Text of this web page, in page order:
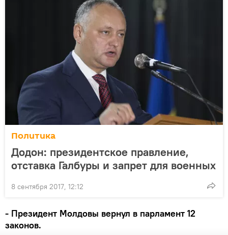
Политика
Додон: президентское правление,
отставка Галбуры и запрет для военных
8 сентября 2017, 12:12
- Президент Молдовы вернул в парламент 12
законов.